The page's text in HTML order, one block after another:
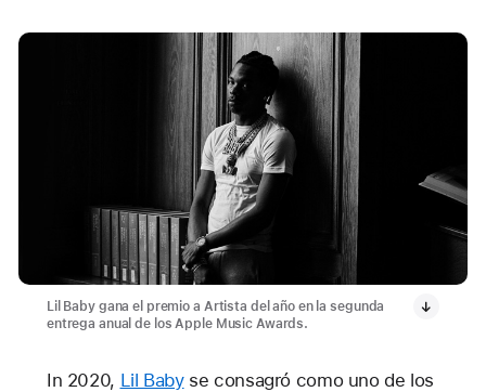
Lil Baby gana el premio a Artista del año en la segunda
entrega anual de los Apple Music Awards.
In 2020, Lil Babyse consagró como uno de los